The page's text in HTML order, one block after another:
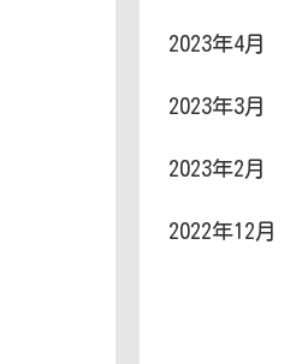
2023年4月
2023年3月
2023年2月
2022年12月